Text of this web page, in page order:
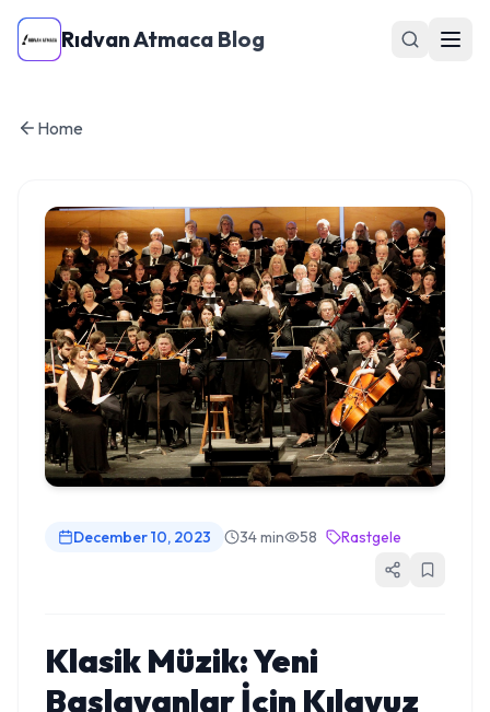
Rıdvan Atmaca Blog
Home
December 10, 2023 34 min 58 Rastgele
Klasik Müzik: Yeni
Başlayanlar İçin Kılavuz